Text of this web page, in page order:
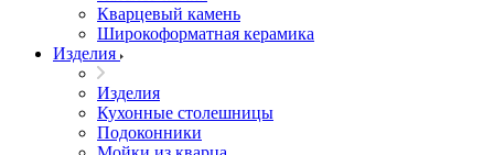
Кварцевый камень
Широкоформатная керамика
Изделия
Изделия
Кухонные столешницы
Подоконники